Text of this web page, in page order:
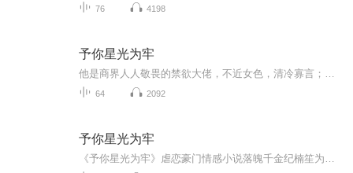
76 4198
予你星光为牢
64 2092
予你星光为牢